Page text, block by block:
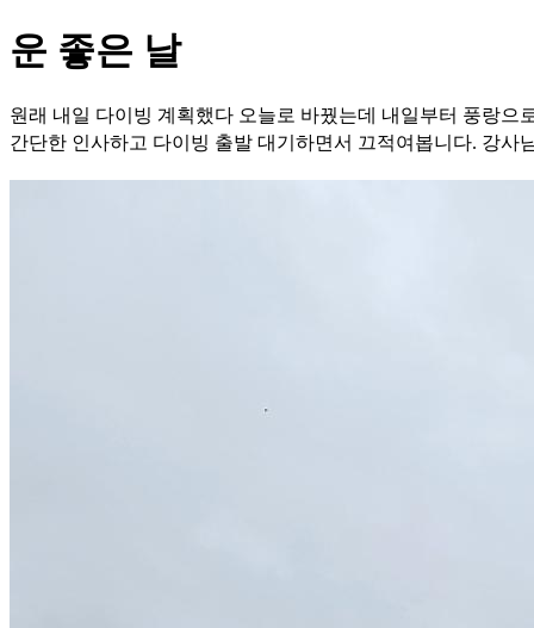
운 좋은 날
원래 내일 다이빙 계획했다 오늘로 바꿨는데 내일부터 풍랑
간단한 인사하고 다이빙 출발 대기하면서 끄적여봅니다. 강사